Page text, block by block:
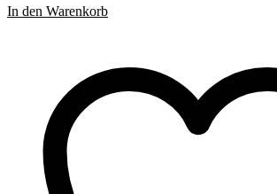
In den Warenkorb